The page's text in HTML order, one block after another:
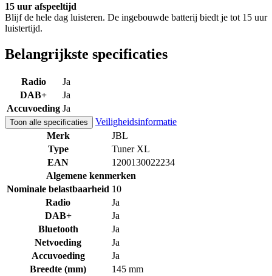
15 uur afspeeltijd
Blijf de hele dag luisteren. De ingebouwde batterij biedt je tot 15 uur
luistertijd.
Belangrijkste specificaties
Radio
Ja
DAB+
Ja
Accuvoeding Ja
Toon alle specificaties
Veiligheidsinformatie
Merk
JBL
Type
Tuner XL
EAN
1200130022234
Algemene kenmerken
Nominale belastbaarheid 10
Radio
Ja
DAB+
Ja
Bluetooth
Ja
Netvoeding
Ja
Accuvoeding
Ja
Breedte (mm)
145 mm